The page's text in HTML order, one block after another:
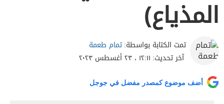
المذياع)
تمت الكتابة بواسطة:تمام طعمة
آخر تحديث: ١٢:١١ ، ٢٣ أغسطس ٢٠٢٣
أضف موضوع كمصدر مفضل في جوجل